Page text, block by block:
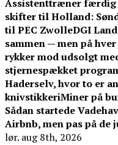
Assistenttræner færdig
skifter til Holland:
til PEC ZwolleDGI
sammen — men på
rykker mod udsolgt
stjernespækket
Haderselv, hvor to er
knivstikkeriMiner på
Sådan startede
Airbnb, men pas på
lør. aug 8th, 2026